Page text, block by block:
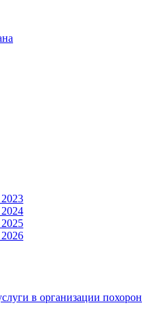
в организации похорон